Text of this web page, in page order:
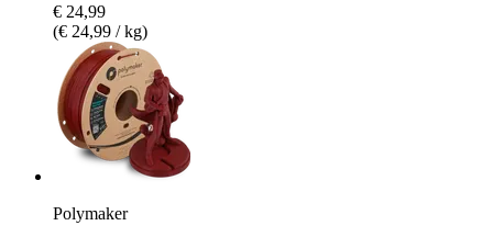
€ 24,99
(€ 24,99 / kg)
Polymaker